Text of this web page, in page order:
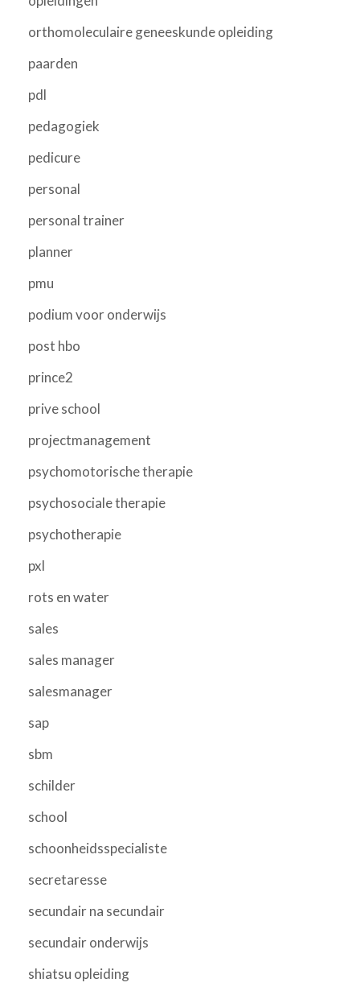
orthomoleculaire geneeskunde opleiding
paarden
pdl
pedagogiek
pedicure
personal
personal trainer
planner
pmu
podium voor onderwijs
post hbo
prince2
prive school
projectmanagement
psychomotorische therapie
psychosociale therapie
psychotherapie
pxl
rots en water
sales
sales manager
salesmanager
sap
sbm
schilder
school
schoonheidsspecialiste
secretaresse
secundair na secundair
secundair onderwijs
shiatsu opleiding